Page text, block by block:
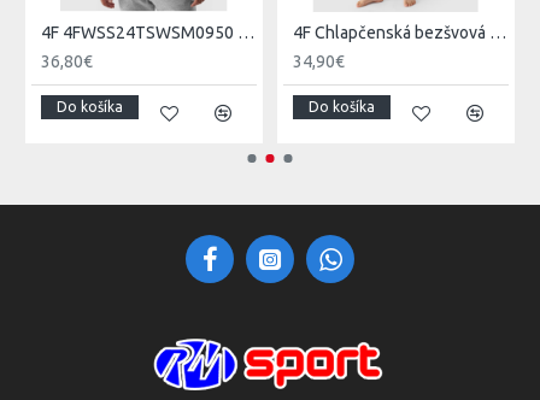
4F 4FWSS24TSWSM0950 SWEATSHIRT M0950 mint
36,80€
Do košíka
4F Chlapčenská bezšvová spodná termobielizeň (súprava) - čierna
34,90€
Do košíka